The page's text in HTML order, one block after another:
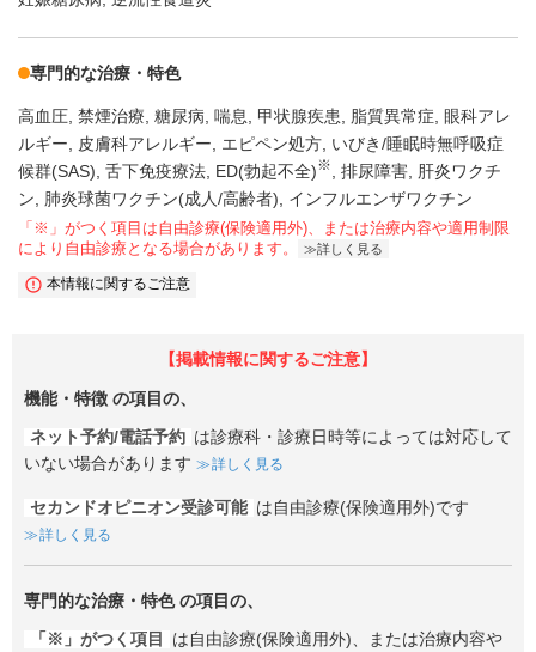
専門的な治療・特色
高血圧 禁煙治療 糖尿病 喘息 甲状腺疾患 脂質異常症
眼科アレ
ルギー
皮膚科アレルギー エピペン処方 いびき/睡眠時無呼吸症
候群(SAS) 舌下免疫療法 ED(勃起不全)※ 排尿障害
肝炎ワクチ
ン
肺炎球菌ワクチン(成人/高齢者) インフルエンザワクチン
「※」がつく項目は自由診療(保険適用外)、または治療内容や適用制限
により自由診療となる場合があります。
詳しく見る
本情報に関するご注意
【掲載情報に関するご注意】
機能・特徴 の項目の、
ネット予約/電話予約 は診療科・診療日時等によっては対応して
いない場合があります
詳しく見る
セカンドオピニオン受診可能 は自由診療(保険適用外)です
詳しく見る
専門的な治療・特色の項目の、
「※」がつく項目
は自由診療(保険適用外)、または治療内容や